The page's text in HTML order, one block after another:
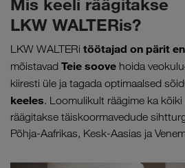
LKW WALTERis?
LKW WALTERi töötajad on pärit
mõistavad Teie soove hoida
kiiresti üle ja tagada optimaalsed
keeles. Loomulikult räägime ka
räägitakse täiskoormavedude
Põhja-Aafrikas, Kesk-Aasias ja